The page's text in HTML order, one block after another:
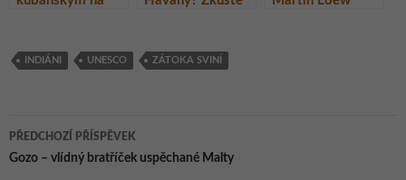
Guamá, Kuba
del Rio, Kuba
INDIÁNI UNESCO ZÁTOKA SVINÍ
Navigace
pro
PŘEDCHOZÍ PŘÍSPĚVEK
Gozo – vlídný bratříček uspěchané Malty